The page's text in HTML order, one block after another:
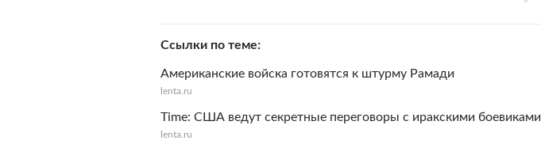
Ссылки по теме
Американские войска готовятся к штурму Рамади
lenta.ru
Time: США ведут секретные переговоры с иракскими боевиками
lenta.ru